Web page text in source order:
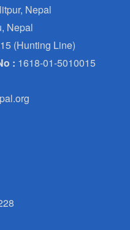
Nepal
Nepal
(Hunting Line)
: 1618-01-5010015